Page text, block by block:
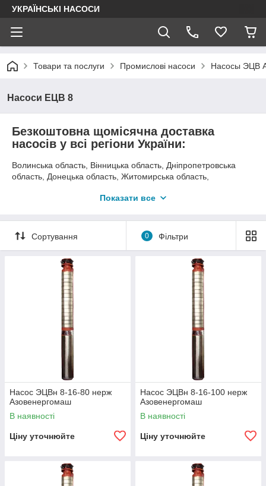
УКРАЇНСЬКІ НАСОСИ
Товари та послуги Промислові насоси Насосы ЭЦВ
Насоси ЕЦВ 8
Безкоштовна щомісячна доставка
насосів у всі регіони України:
Волинська область, Вінницька область, Дніпропетровська
область, Донецька область, Житомирська область,
область, Автономна Республіка Крим, Київська область,
область, Миколаївська область, Одеська область, Полтавська
область, Рівненська область, Сумська область, Тернопільська
область, Харківська область, Херсонська область,
область, Чернігівська область.
Показати все
Сортування 0 Фільтри
Насос ЭЦВн 8-16-80 нерж
Азовенергомаш
В наявності
Ціну уточнюйте
Насос ЭЦВн 8-16-100 нерж
Азовенергомаш
В наявності
Ціну уточнюйте